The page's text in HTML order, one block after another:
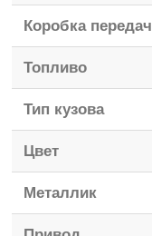
Коробка передач
Топливо
Тип кузова
Цвет
Металлик